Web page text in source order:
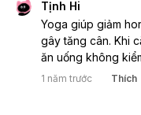
Tịnh Hi
Yoga giúp giảm
gây tăng cân. Khi
ăn uống không
1 năm trước Thích